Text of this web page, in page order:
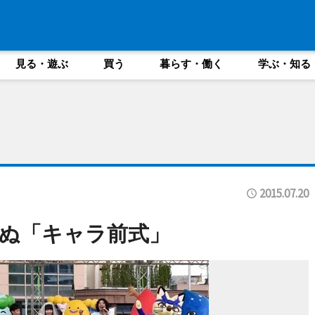
見る・遊ぶ 買う 暮らす・働く 学ぶ・知る
2015.07.20
「キャラ前式」